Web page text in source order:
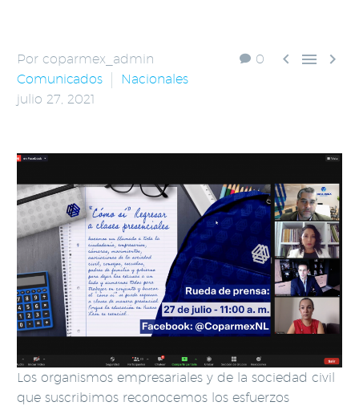
0   
Por coparmex_admin
Comunicados
Nacionales
julio 27, 2021
Los organismos empresariales y de la sociedad civil
que suscribimos reconocemos los esfuerzos